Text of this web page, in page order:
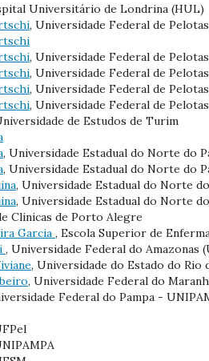
Universitário de Londrina (HUL)
, Universidade Federal de
, Universidade Federal de
, Universidade Federal de
, Universidade Federal de Pelotas
, Universidade Federal de
de Estudos de Turim
, Universidade Estadual do Norte do
, Universidade Estadual do Norte do
, Universidade Estadual do Norte
, Universidade Estadual do Norte
Clinicas de Porto Alegre
Garcia , Escola Superior de
, Universidade Federal do Amazonas
, Universidade do Estado do Rio
, Universidade Federal do
Federal do Pampa -